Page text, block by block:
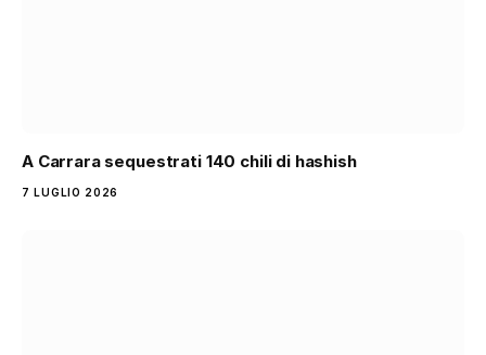
A Carrara sequestrati 140 chili di hashish
7 LUGLIO 2026